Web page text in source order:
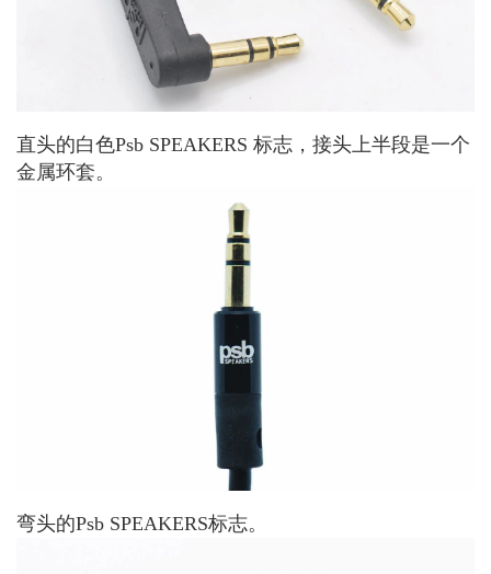
直头的白色Psb SPEAKERS 标志，接头上半段是一个
金属环套。
弯头的Psb SPEAKERS标志。